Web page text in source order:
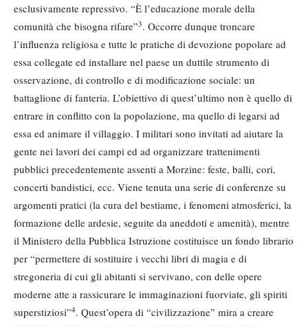
esclusivamente repressivo. “È l’educazione morale della
comunità che bisogna rifare”3. Occorre dunque troncare
l’influenza religiosa e tutte le pratiche di devozione popolare ad
essa collegate ed installare nel paese un duttile strumento di
osservazione, di controllo e di modificazione sociale: un
battaglione di fanteria. L’obiettivo di quest’ultimo non è quello di
entrare in conflitto con la popolazione, ma quello di legarsi ad
essa ed animare il villaggio. I militari sono invitati ad aiutare la
gente nei lavori dei campi ed ad organizzare trattenimenti
pubblici precedentemente assenti a Morzine: feste, balli, cori,
concerti bandistici, ecc. Viene tenuta una serie di conferenze su
argomenti pratici (la cura del bestiame, i fenomeni atmosferici, la
formazione delle ardesie, seguite da aneddoti e amenità), mentre
il Ministero della Pubblica Istruzione costituisce un fondo librario
per “permettere di sostituire i vecchi libri di magia e di
stregoneria di cui gli abitanti si servivano, con delle opere
moderne atte a rassicurare le immaginazioni fuorviate, gli spiriti
superstiziosi”4. Quest’opera di “civilizzazione” mira a creare